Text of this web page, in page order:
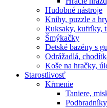
Hudobné nástroje
Knihy, puzzle a
Ruksaky, kufríky,
Šmýkačky
Detské bazény s
Odrážadlá,
Koše na hračky,
Starostlivosť
Kŕmenie
Taniere,
Podbradníky